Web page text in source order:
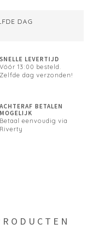
DAG
SNELLE LEVERTIJD
Vóór 13:00 besteld.
Zelfde dag verzonden!
ACHTERAF BETALEN
MOGELIJK
Betaal eenvoudig via
Riverty